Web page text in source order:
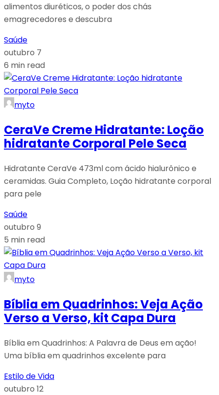
alimentos diuréticos, o poder dos chás
emagrecedores e descubra
Saúde
outubro 7
6 min read
myto
CeraVe Creme Hidratante: Loção
hidratante Corporal Pele Seca
Hidratante CeraVe 473ml com ácido hialurônico e
ceramidas. Guia Completo, Loção hidratante corporal
para pele
Saúde
outubro 9
5 min read
myto
Bíblia em Quadrinhos: Veja Ação
Verso a Verso, kit Capa Dura
Bíblia em Quadrinhos: A Palavra de Deus em ação!
Uma bíblia em quadrinhos excelente para
Estilo de Vida
outubro 12